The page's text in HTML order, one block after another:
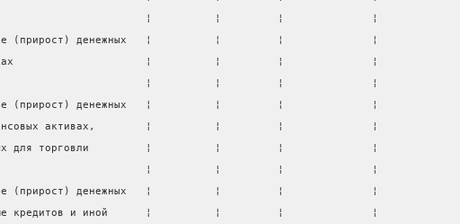
¦          ¦         ¦              ¦
(прирост) денежных   ¦          ¦         ¦              ¦
банках                     ¦          ¦         ¦              ¦
¦          ¦         ¦              ¦
(прирост) денежных   ¦          ¦         ¦              ¦
активах,        ¦          ¦         ¦              ¦
для торговли         ¦          ¦         ¦              ¦
¦          ¦         ¦              ¦
(прирост) денежных   ¦          ¦         ¦              ¦
кредитов и иной      ¦          ¦         ¦              ¦